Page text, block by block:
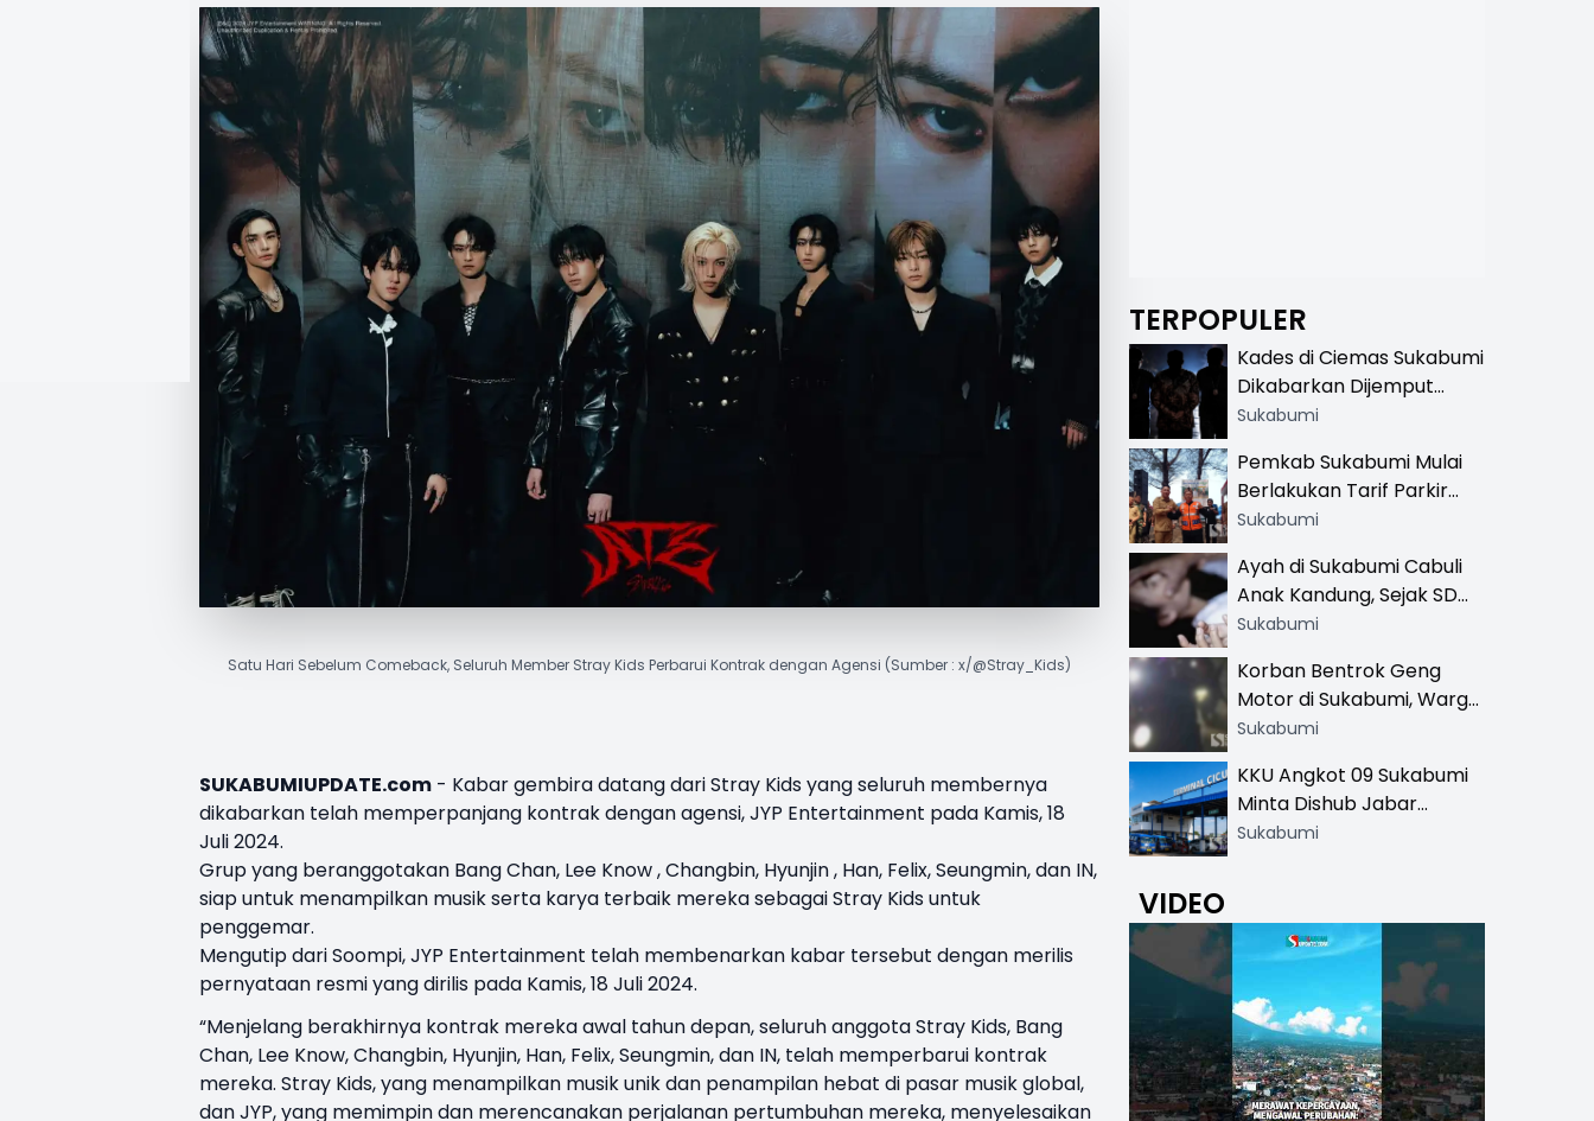
Satu Hari Sebelum Comeback, Seluruh Member Stray Kids Perbarui Kontrak dengan Agensi (Sumber : x/@Stray_Kids)
SUKABUMIUPDATE.com - Kabar gembira datang dariStray Kidsyang seluruh membernya
dikabarkan telah memperpanjang kontrak dengan agensi, JYP Entertainment pada Kamis, 18
Juli 2024.
Grup yang beranggotakan Bang Chan, Lee Know , Changbin, Hyunjin , Han, Felix, Seungmin, dan IN,
siap untuk menampilkan musik serta karya terbaik mereka sebagai Stray Kids untuk
penggemar.
Mengutip dari Soompi, JYP Entertainment telah membenarkan kabar tersebut dengan merilis
pernyataan resmi yang dirilis pada Kamis, 18 Juli 2024.
“Menjelang berakhirnya kontrak mereka awal tahun depan, seluruh anggota Stray Kids, Bang
Chan, Lee Know, Changbin, Hyunjin, Han, Felix, Seungmin, dan IN, telah memperbarui kontrak
mereka. Stray Kids, yang menampilkan musik unik dan penampilan hebat di pasar musik global,
dan JYP, yang memimpin dan merencanakan perjalanan pertumbuhan mereka, menyelesaikan
TERPOPULER
Kades di Ciemas Sukabumi
Dikabarkan Dijemput
Satnarkoba, Polisi
Sukabumi
Pemkab Sukabumi Mulai
Berlakukan Tarif Parkir
Resmi di 13 Lokasi Wisata,
Khusus
Sukabumi
Ayah di Sukabumi Cabuli
Anak Kandung, Sejak SD
Hingga SMA
Sukabumi
Korban Bentrok Geng
Motor di Sukabumi, Warga
dan Sopir Tangki
Sukabumi
KKU Angkot 09 Sukabumi
Minta Dishub Jabar
Tertibkan Trayek Ciawi-
Sukabumi
VIDEO